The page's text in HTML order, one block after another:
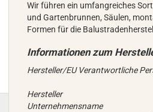
Wir führen ein umfangreiches
und Gartenbrunnen, Säulen,
Formen für die
Hersteller/EU Verantwortliche
Hersteller
Unternehmensname